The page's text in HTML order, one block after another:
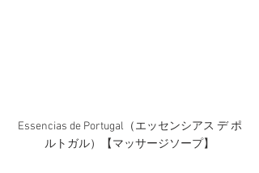
Essencias de Portugal（エッセンシアス デ ポ
ルトガル）【マッサージソープ】